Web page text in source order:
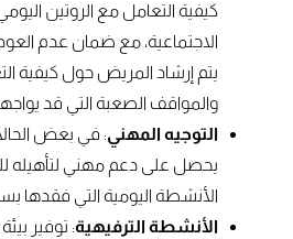
كيفية التعامل مع الروتين
الاجتماعية، مع ضمان عدم
يتم إرشاد المريض حول كيفية
والمواقف الصعبة التي قد
التوجيه المهني : في بعض
يحصل على دعم مهني لتأهيله
الأنشطة اليومية التي فقدها
الأنشطة الترفيهية: توفير